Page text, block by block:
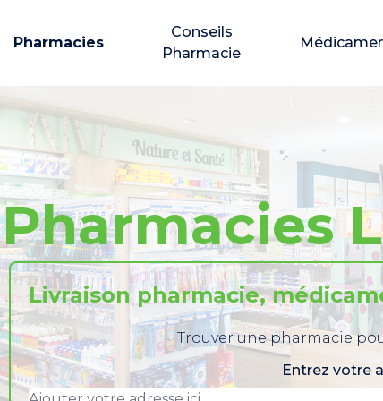
Pharmacies
Conseils
Pharmacie
Pharmacies
Livraison pharmacie,
Trouver une pharmacie
Entrez votre